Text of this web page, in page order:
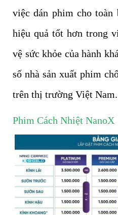
việc dán phim cho toàn
hiệu quả tốt hơn trong
vệ sức khỏe của hành
số nhà sản xuất phim
trên thị trường Việt Nam.
Phim Cách Nhiệt NanoX